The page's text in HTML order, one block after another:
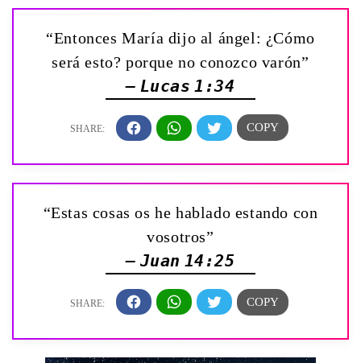
“Entonces María dijo al ángel: ¿Cómo
será esto? porque no conozco varón”
— Lucas 1:34
“Estas cosas os he hablado estando con
vosotros”
— Juan 14:25